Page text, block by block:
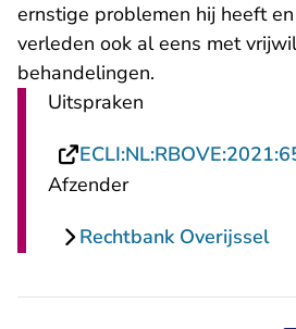
ernstige problemen hij heeft
verleden ook al eens met
behandelingen.
Uitspraken
Afzender
Rechtbank Overijssel